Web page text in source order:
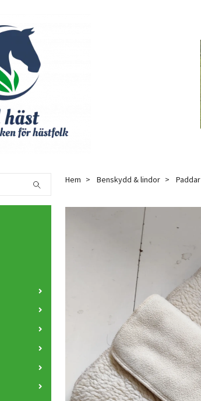
Hem Benskydd & lindor Paddar